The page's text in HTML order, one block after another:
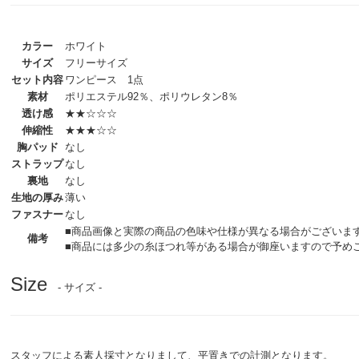
カラー
ホワイト
サイズ
フリーサイズ
セット内容 ワンピース 1点
素材
ポリエステル92％、ポリウレタン8％
透け感
★★☆☆☆
伸縮性
★★★☆☆
胸パッド
なし
ストラップなし
裏地
なし
生地の厚み薄い
ファスナー なし
備考
■商品画像と実際の商品の色味や仕様が異なる場合がございま
■商品には多少の糸ほつれ等がある場合が御座いますので予め
Size - サイズ -
スタッフによる素人採寸となりまして、平置きでの計測となります。